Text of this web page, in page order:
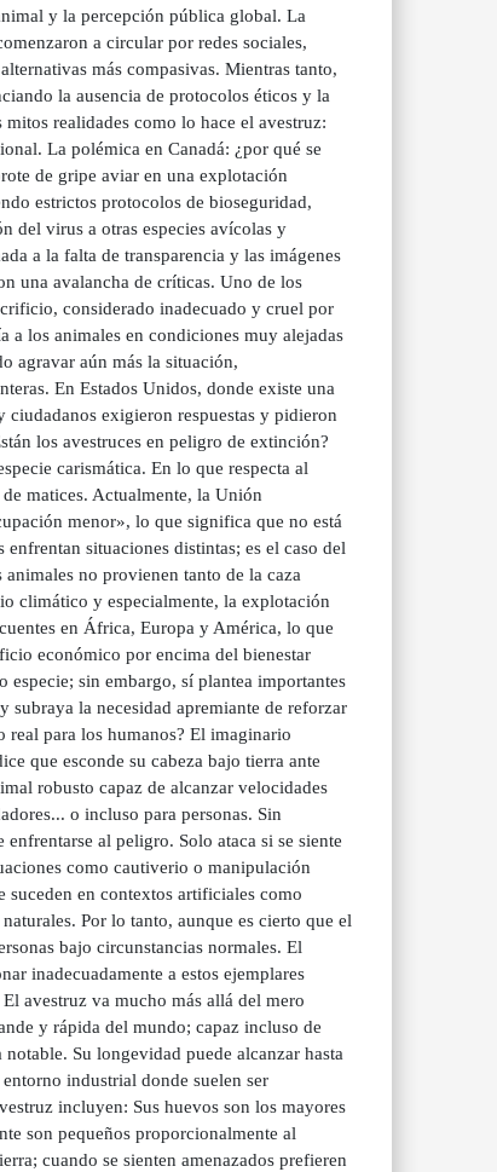
y la percepción pública global. La
a circular por redes sociales,
más compasivas. Mientras tanto,
la ausencia de protocolos éticos y la
realidades como lo hace el avestruz:
La polémica en Canadá: ¿por qué se
de gripe aviar en una explotación
estrictos protocolos de bioseguridad,
del virus a otras especies avícolas y
a la falta de transparencia y las imágenes
una avalancha de críticas. Uno de los
considerado inadecuado y cruel por
a los animales en condiciones muy alejadas
agravar aún más la situación,
En Estados Unidos, donde existe una
exigieron respuestas y pidieron
los avestruces en peligro de extinción?
carismática. En lo que respecta al
matices. Actualmente, la Unión
menor», lo que significa que no está
situaciones distintas; es el caso del
no provienen tanto de la caza
climático y especialmente, la explotación
en África, Europa y América, lo que
económico por encima del bienestar
sin embargo, sí plantea importantes
subraya la necesidad apremiante de reforzar
real para los humanos? El imaginario
que esconde su cabeza bajo tierra ante
robusto capaz de alcanzar velocidades
o incluso para personas. Sin
al peligro. Solo ataca si se siente
como cautiverio o manipulación
suceden en contextos artificiales como
Por lo tanto, aunque es cierto que el
bajo circunstancias normales. El
inadecuadamente a estos ejemplares
avestruz va mucho más allá del mero
y rápida del mundo; capaz incluso de
Su longevidad puede alcanzar hasta
industrial donde suelen ser
incluyen: Sus huevos son los mayores
son pequeños proporcionalmente al
cuando se sienten amenazados prefieren